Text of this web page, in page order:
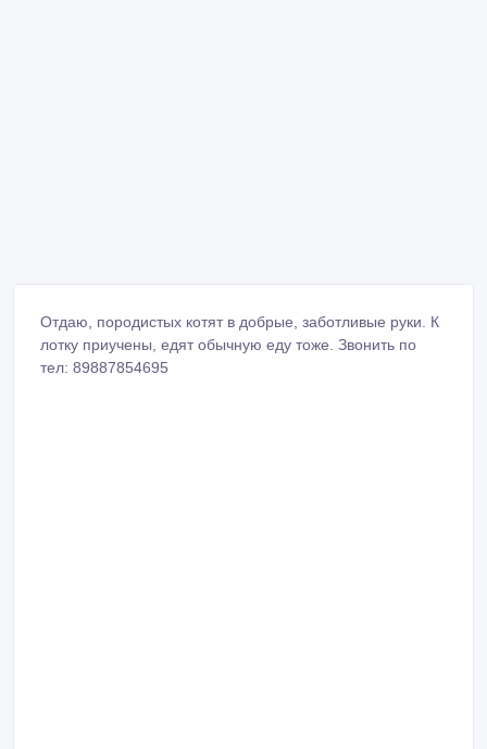
Отдаю, породистых котят в добрые, заботливые руки. К
лотку приучены, едят обычную еду тоже. Звонить по
тел: 89887854695